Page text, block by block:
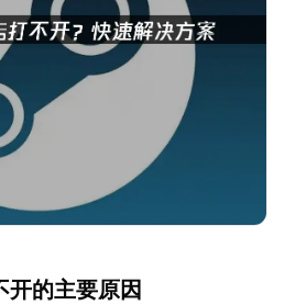
的主要原因